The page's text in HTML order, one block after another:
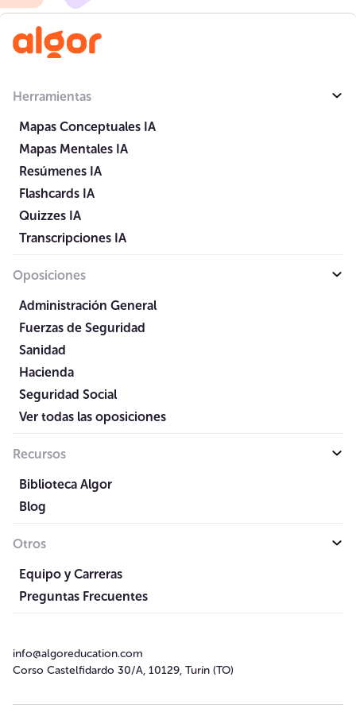
Herramientas
Mapas Conceptuales IA
Mapas Mentales IA
Resúmenes IA
Flashcards IA
Quizzes IA
Transcripciones IA
Oposiciones
Administración General
Fuerzas de Seguridad
Sanidad
Hacienda
Seguridad Social
Ver todas las oposiciones
Recursos
Biblioteca Algor
Blog
Otros
Equipo y Carreras
Preguntas Frecuentes
info@algoreducation.com
Corso Castelfidardo 30/A, 10129, Turín (TO)